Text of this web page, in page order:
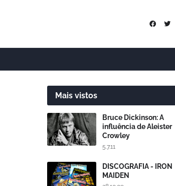
Mais vistos
Bruce Dickinson: A
influência de Aleister
Crowley
5.7.11
DISCOGRAFIA - IRON
MAIDEN